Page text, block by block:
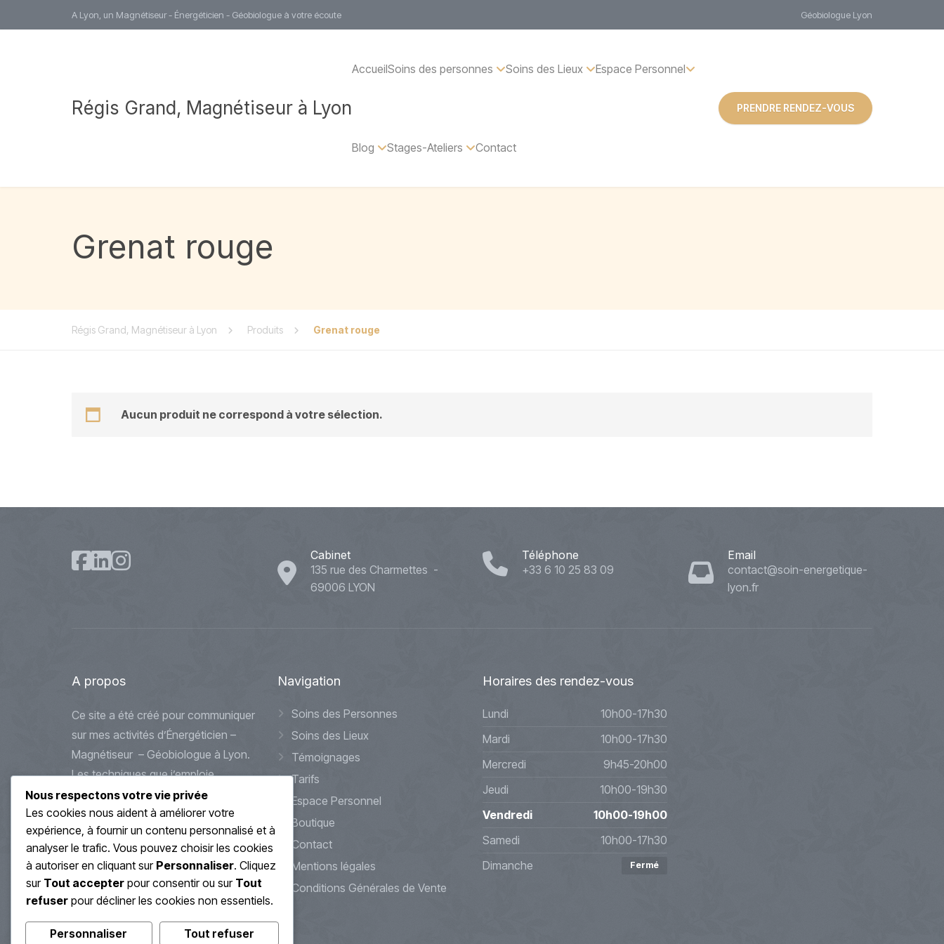
A Lyon, un Magnétiseur - Énergéticien - Géobiologue à votre écoute Géobiologue Lyon
Régis Grand, Magnétiseur à Lyon
AccueilSoins des personnes Soins des Lieux Espace Personnel
Blog Stages-Ateliers Contact
PRENDRE RENDEZ-VOUS
Grenat rouge
Régis Grand, Magnétiseur à Lyon Produits Grenat rouge
Aucun produit ne correspond à votre sélection.
Cabinet
135 rue des Charmettes -
69006 LYON
Téléphone
+33 6 10 25 83 09
Email
contact@soin-energetique-
lyon.fr
A propos
Ce site a été créé pour communiquer
sur mes activités d’Énergéticien –
Magnétiseur – Géobiologue à Lyon.
Les techniques que j’emploie
peuvent s’apparenter à des
méthodes douces et alternatives
d’accompagnements et de soin.
Celles-ci ne se substitueront jamais
à des traitements médicaux que
vous pourriez avoir en cours ou à
Navigation
Soins des Personnes
Soins des Lieux
Témoignages
Tarifs
Espace Personnel
Boutique
Contact
Mentions légales
Conditions Générales de Vente
Horaires des rendez-vous
Lundi
10h00-17h30
Mardi
10h00-17h30
Mercredi
9h45-20h00
Jeudi
10h00-19h30
Vendredi
10h00-19h00
Samedi
10h00-17h30
Dimanche
Fermé
Nous respectons votre vie privée
Les cookies nous aident à améliorer votre
expérience, à fournir un contenu personnalisé et à
analyser le trafic. Vous pouvez choisir les cookies
à autoriser en cliquant sur Personnaliser. Cliquez
sur Tout accepter pour consentir ou sur Tout
refuser pour décliner les cookies non essentiels.
Personnaliser Tout refuser